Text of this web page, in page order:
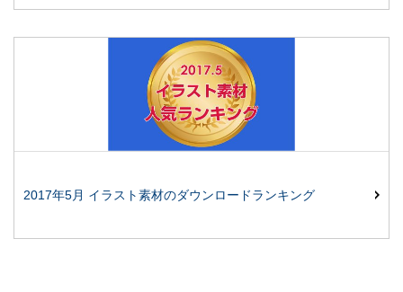
2017年5月 イラスト素材のダウンロードランキング